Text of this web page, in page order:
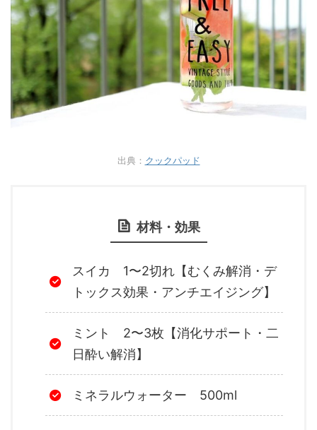
出典： クックパッド
材料・効果
スイカ 1〜2切れ【むくみ解消・デ
トックス効果・アンチエイジング】
ミント 2〜3枚【消化サポート・二
日酔い解消】
ミネラルウォーター 500ml